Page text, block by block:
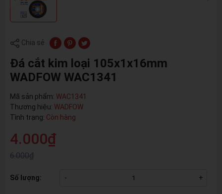
Chia sẻ
Đá cắt kim loại 105x1x16mm
WADFOW WAC1341
Mã sản phẩm: WAC1341
Thương hiệu: WADFOW
Tình trạng: Còn hàng
4.000₫
6.000₫
Số lượng: - +